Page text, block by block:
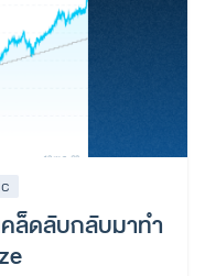
ล็ดลับกลับมาทำ